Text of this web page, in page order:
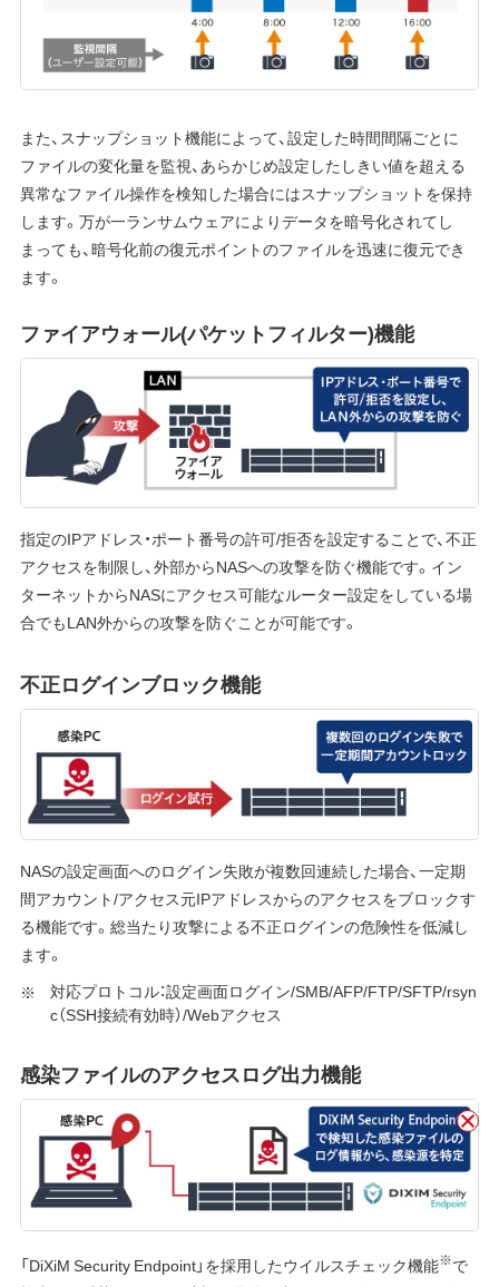
また、スナップショット機能によって、設定した時間間隔ごとに
ファイルの変化量を監視、あらかじめ設定したしきい値を超える
異常なファイル操作を検知した場合にはスナップショットを保持
します。万が一ランサムウェアによりデータを暗号化されてし
まっても、暗号化前の復元ポイントのファイルを迅速に復元でき
ます。
ファイアウォール(パケットフィルター)機能
指定のIPアドレス・ポート番号の許可/拒否を設定することで、不正
アクセスを制限し、外部からNASへの攻撃を防ぐ機能です。イン
ターネットからNASにアクセス可能なルーター設定をしている場
合でもLAN外からの攻撃を防ぐことが可能です。
不正ログインブロック機能
NASの設定画面へのログイン失敗が複数回連続した場合、一定期
間アカウント/アクセス元IPアドレスからのアクセスをブロックす
る機能です。総当たり攻撃による不正ログインの危険性を低減し
ます。
対応プロトコル：設定画面ログイン/SMB/AFP/FTP/SFTP/rsyn
c（SSH接続有効時）/Webアクセス
感染ファイルのアクセスログ出力機能
「DiXiM Security Endpoint」を採用したウイルスチェック機能※で